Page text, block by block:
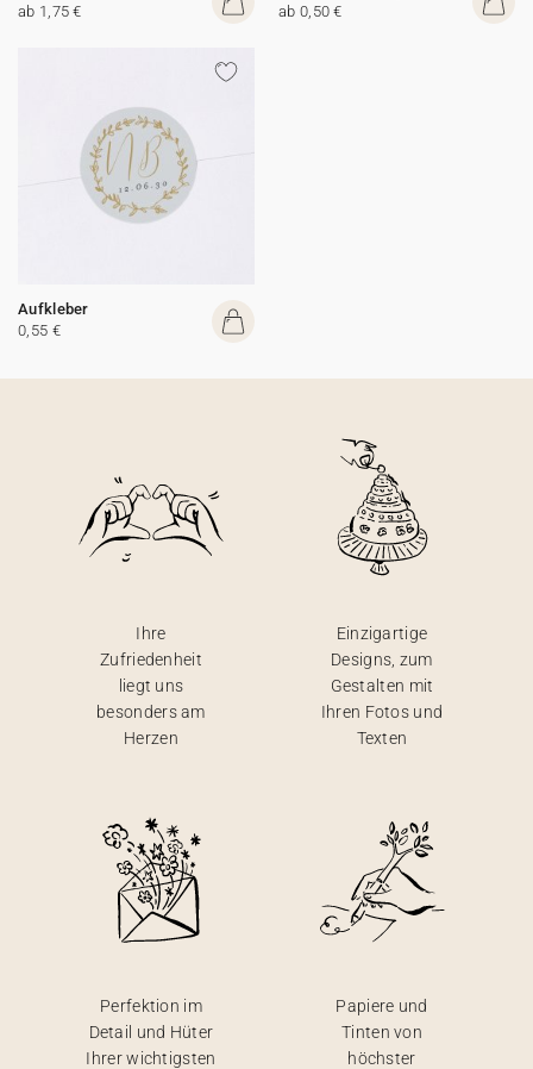
ab 1,75 €
ab 0,50 €
Aufkleber
0,55 €
Ihre
Zufriedenheit
liegt uns
besonders am
Herzen
Einzigartige
Designs, zum
Gestalten mit
Ihren Fotos und
Texten
Perfektion im
Detail und Hüter
Ihrer wichtigsten
Papiere und
Tinten von
höchster